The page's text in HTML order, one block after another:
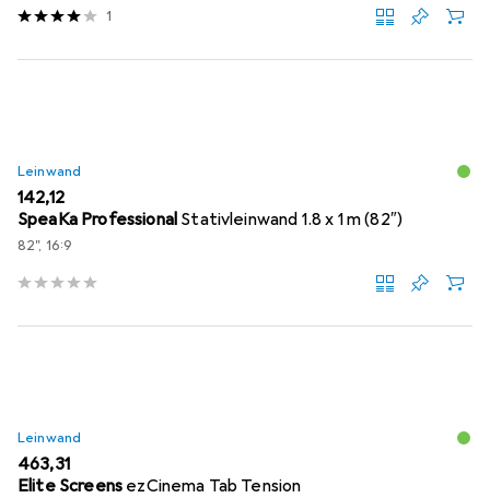
1
Leinwand
EUR
142,12
SpeaKa Professional Stativleinwand 1.8 x 1 m (82″)
82", 16:9
Leinwand
EUR
463,31
Elite Screens ezCinema Tab Tension